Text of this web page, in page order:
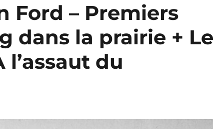
Ford – Premiers
dans la prairie + Le
l’assaut du